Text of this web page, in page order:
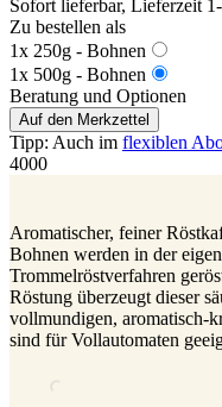
Sofort lieferbar, Lieferzeit
Zu bestellen als
1x 250g - Bohnen
1x 500g - Bohnen
Beratung und Optionen
Auf den Merkzettel
Tipp: Auch im flexiblen
4000
Aromatischer, feiner
Bohnen werden in der
Trommelröstverfahren
Röstung überzeugt dieser
vollmundigen, aromatisch-
sind für Vollautomaten